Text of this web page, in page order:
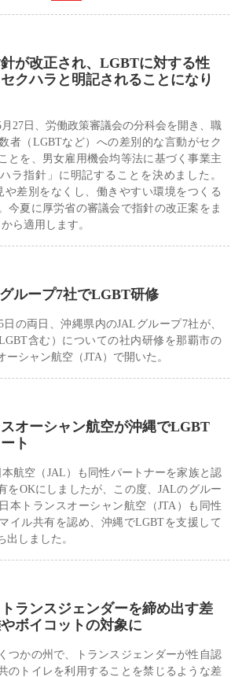
が改正され、LGBTに対する性
クハラと明記されることになり
27日、労働政策審議会の分科会を開き、職
者（LGBTなど）への差別的な言動がセク
とを、男女雇用機会均等法に基づく事業主
ラ指針」に明記することを決めました。
や差別をなくし、働きやすい環境をつくる
今夏に厚労省の審議会で指針の改正案をま
ら適用します。
ループ7社でLGBT研修
日の両日、沖縄県内のJALグループ7社が、
含む）についての社内研修を那覇市の
ーシャン航空（JTA）で開いた。
オーシャン航空が沖縄でLGBT
ト
本航空（JAL）も同性パートナーを家族と認
をOKにしましたが、この度、JALのグルー
本トランスオーシャン航空（JTA）も同性
イル共有を認め、沖縄でLGBTを支援して
出しました。
トランスジェンダーを締め出す差
ボイコットの対象に
つかの州で、トランスジェンダーが性自認
のトイレを利用することを禁じるような差